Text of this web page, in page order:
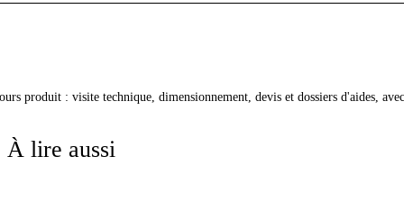
produit : visite technique, dimensionnement, devis et dossiers d'aides,
À lire aussi